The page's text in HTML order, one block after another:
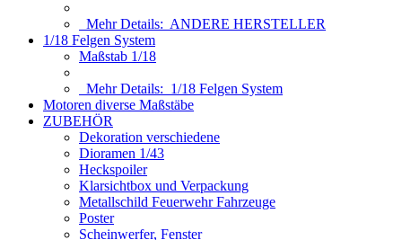
Mehr Details: ANDERE HERSTELLER
1/18 Felgen System
Maßstab 1/18
Mehr Details: 1/18 Felgen System
Motoren diverse Maßstäbe
ZUBEHÖR
Dekoration verschiedene
Dioramen 1/43
Heckspoiler
Klarsichtbox und Verpackung
Metallschild Feuerwehr Fahrzeuge
Poster
Scheinwerfer, Fenster